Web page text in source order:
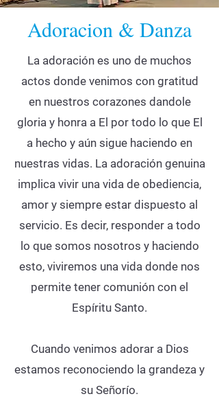
Adoracion & Danza
La adoración es uno de muchos
actos donde venimos con gratitud
en nuestros corazones dandole
gloria y honra a El por todo lo que El
a hecho y aún sigue haciendo en
nuestras vidas. La adoración genuina
implica vivir una vida de obediencia,
amor y siempre estar dispuesto al
servicio. Es decir, responder a todo
lo que somos nosotros y haciendo
esto, viviremos una vida donde nos
permite tener comunión con el
Espíritu Santo.
Cuando venimos adorar a Dios
estamos reconociendo la grandeza y
su Señorío.